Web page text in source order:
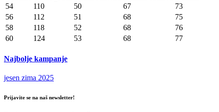
54
110 50 67
73
56
112 51 68
75
58
118 52 68
76
60
124 53 68 77
Najbolje kampanje
jesen zima 2025
Prijavite se na naš newsletter!